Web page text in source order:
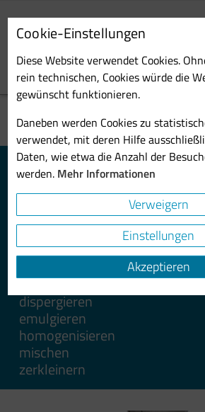
to
main
content
Cookie-Einstellungen
Diese Website verwendet Cookies.
rein technischen, Cookies würde die
gewünscht funktionieren.
Daneben werden Cookies zu
verwendet, mit deren Hilfe
Daten, wie etwa die Anzahl der
werden. Mehr Informationen
Verweigern
Einstellungen
Akzeptieren
Mehrstufenmischer
Bauform O
Vertikal. Geschlossener
Batchbetrieb. Bis 50.000 l/h.
desagglomerieren
dispergieren
emulgieren
homogenisieren
mischen
zerkleinern